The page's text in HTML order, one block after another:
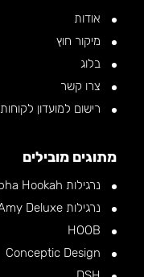
אודות
מיקור חוץ
בלוג
צרו קשר
רישום למועדון לקוחות
מתוגים מובילים
נרגילות Alpha Hookah
נרגילות Amy Deluxe